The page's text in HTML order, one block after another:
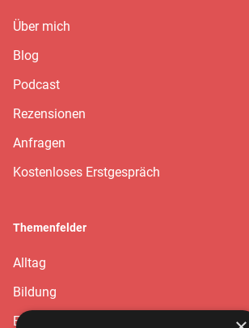
Über mich
Blog
Podcast
Rezensionen
Anfragen
Kostenloses Erstgespräch
Themenfelder
Alltag
Bildung
Erziehung